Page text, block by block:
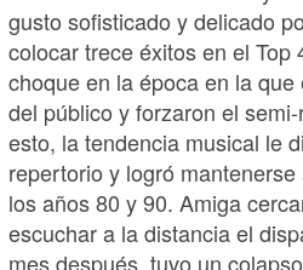
gusto sofisticado y delicado
colocar trece éxitos en el Top
choque en la época en la
del público y forzaron el
esto, la tendencia musical le
repertorio y logró
los años 80 y 90. Amiga
escuchar a la distancia el
mes después, tuvo un